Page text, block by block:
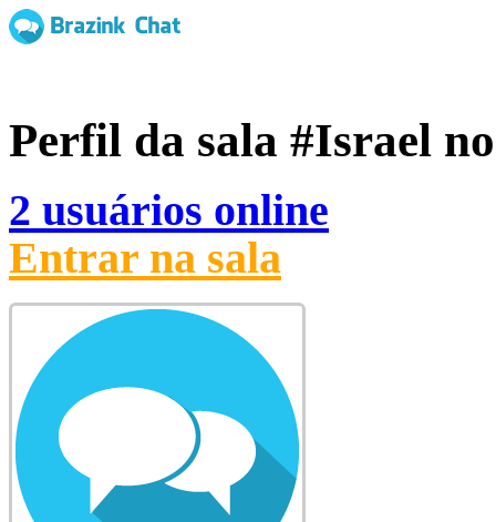
Perfil da sala #Israel
2 usuários online
Entrar na sala